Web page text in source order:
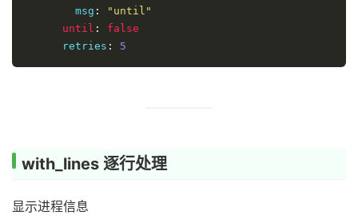
        msg
:
"until"
until :
false
      retries
: 5
with_lines 逐行处理
显示进程信息